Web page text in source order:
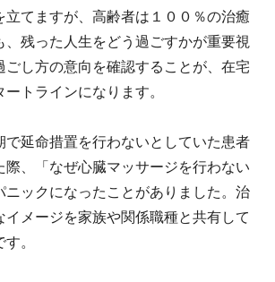
立てますが、高齢者は１００％の治癒
、残った人生をどう過ごすかが重要視
ごし方の意向を確認することが、在宅
トラインになります。
延命措置を行わないとしていた患者
際、「なぜ心臓マッサージを行わない
ニックになったことがありました。治
イメージを家族や関係職種と共有して
。